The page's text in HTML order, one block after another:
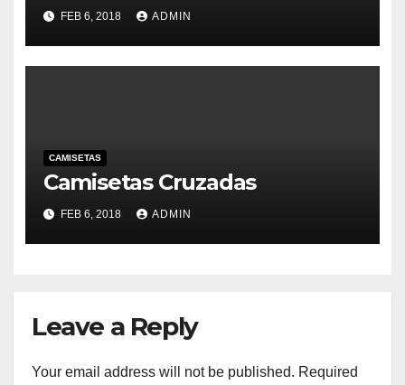
FEB 6, 2018 ADMIN
CAMISETAS
Camisetas Cruzadas
FEB 6, 2018 ADMIN
Leave a Reply
Your email address will not be published. Required